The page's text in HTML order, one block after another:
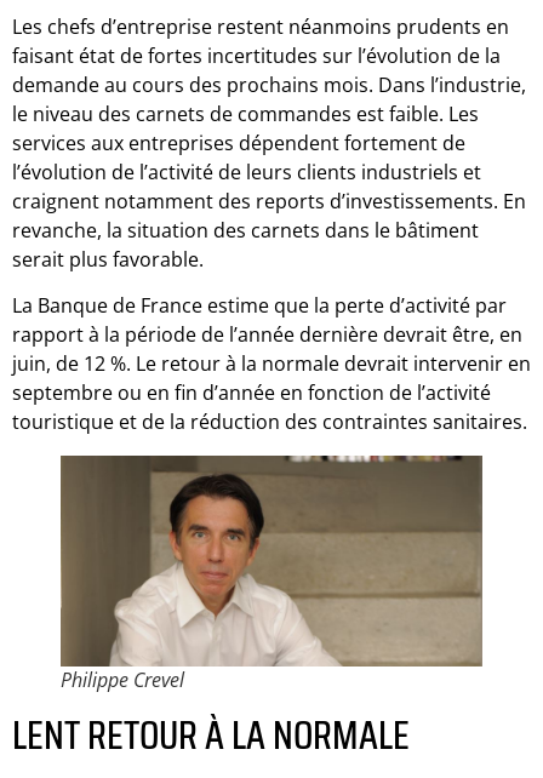
Les chefs d’entreprise restent néanmoins prudents en
faisant état de fortes incertitudes sur l’évolution de la
demande au cours des prochains mois. Dans l’industrie,
le niveau des carnets de commandes est faible. Les
services aux entreprises dépendent fortement de
l’évolution de l’activité de leurs clients industriels et
craignent notamment des reports d’investissements. En
revanche, la situation des carnets dans le bâtiment
serait plus favorable.
La Banque de France estime que la perte d’activité par
rapport à la période de l’année dernière devrait être, en
juin, de 12 %. Le retour à la normale devrait intervenir en
septembre ou en fin d’année en fonction de l’activité
touristique et de la réduction des contraintes sanitaires.
Philippe Crevel
LENT RETOUR À LA NORMALE